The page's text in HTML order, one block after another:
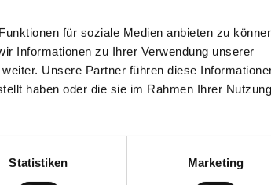
für soziale Medien anbieten zu
Informationen zu Ihrer Verwendung unserer
Unsere Partner führen diese
haben oder die sie im Rahmen Ihrer Nutzung
Statistiken Marketing
Gerdau
und